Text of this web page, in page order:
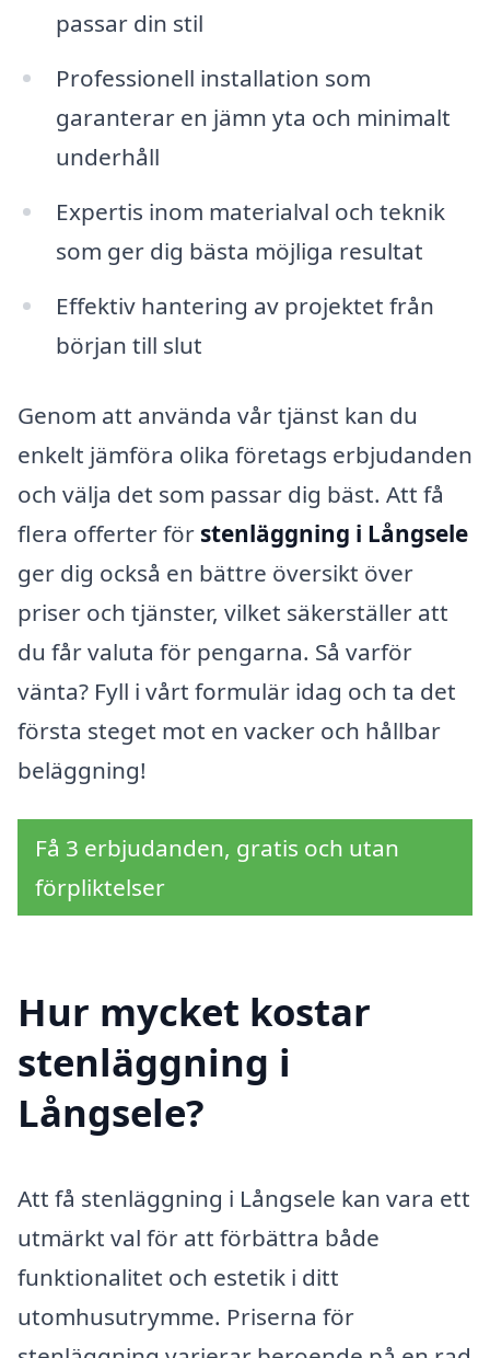
passar din stil
Professionell installation som
garanterar en jämn yta och minimalt
underhåll
Expertis inom materialval och teknik
som ger dig bästa möjliga resultat
Effektiv hantering av projektet från
början till slut
Genom att använda vår tjänst kan du
enkelt jämföra olika företags erbjudanden
och välja det som passar dig bäst. Att få
flera offerter för stenläggning i Långsele
ger dig också en bättre översikt över
priser och tjänster, vilket säkerställer att
du får valuta för pengarna. Så varför
vänta? Fyll i vårt formulär idag och ta det
första steget mot en vacker och hållbar
beläggning!
Få 3 erbjudanden, gratis och utan
förpliktelser
Hur mycket kostar
stenläggning i
Långsele?
Att få stenläggning i Långsele kan vara ett
utmärkt val för att förbättra både
funktionalitet och estetik i ditt
utomhusutrymme. Priserna för